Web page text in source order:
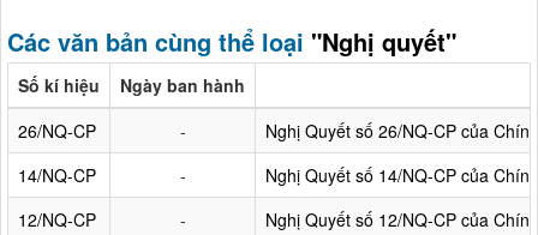
Các văn bản cùng thể loại "Nghị quyết"
Số kí hiệu
Ngày ban hành
26/NQ-CP
-
Nghị Quyết số 26/NQ-CP của
14/NQ-CP
-
Nghị Quyết số 14/NQ-CP của
12/NQ-CP
-
Nghị Quyết số 12/NQ-CP của